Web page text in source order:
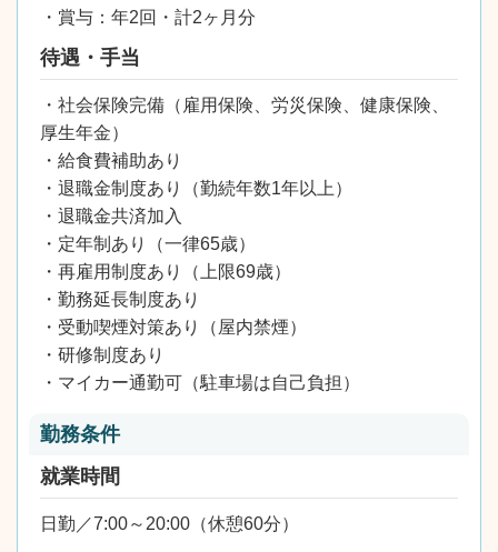
・賞与：年2回・計2ヶ月分
待遇・手当
・社会保険完備（雇用保険、労災保険、健康保険、
厚生年金）
・給食費補助あり
・退職金制度あり（勤続年数1年以上）
・退職金共済加入
・定年制あり（一律65歳）
・再雇用制度あり（上限69歳）
・勤務延長制度あり
・受動喫煙対策あり（屋内禁煙）
・研修制度あり
・マイカー通勤可（駐車場は自己負担）
勤務条件
就業時間
日勤／7:00～20:00（休憩60分）